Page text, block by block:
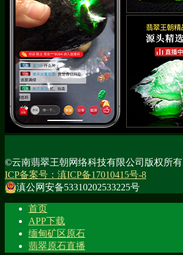
©云南翡翠王朝网络科技有限公司版权所有
ICP备案号：滇ICP备17010415号-8
滇公网安备53310202533225号
首页
APP下载
缅甸矿区原石
翡翠原石直播